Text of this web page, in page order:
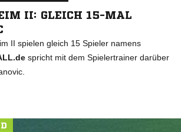
II: GLEICH 15-MAL
II spielen gleich 15 Spieler namens
spricht mit dem Spielertrainer darüber